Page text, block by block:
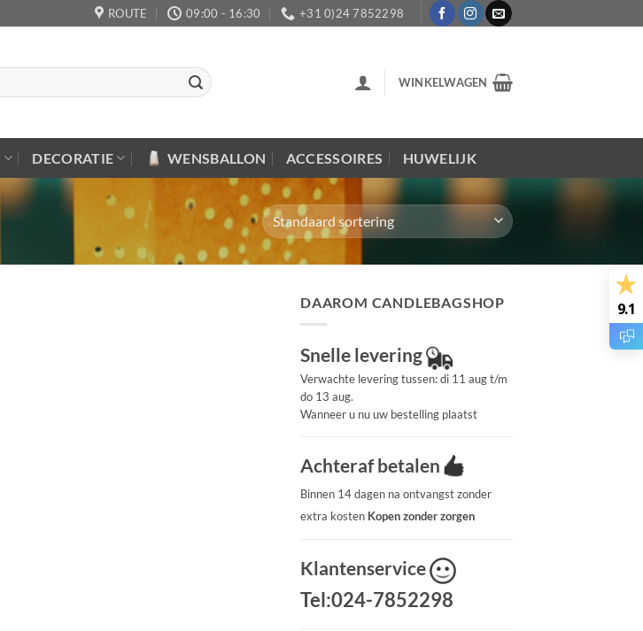
ROUTE 09:00 - 16:30 +31 0)24 7852298
WINKELWAGEN
DECORATIE WENSBALLON ACCESSOIRES HUWELIJK
DAAROM CANDLEBAGSHOP
Snelle levering
Verwachte levering tussen: di 11 aug t/m
do 13 aug.
Wanneer u nu uw bestelling plaatst
Achteraf betalen
Binnen 14 dagen na ontvangst zonder
extra kosten Kopen zonder zorgen
Klantenservice
Tel:024-7852298
9.1